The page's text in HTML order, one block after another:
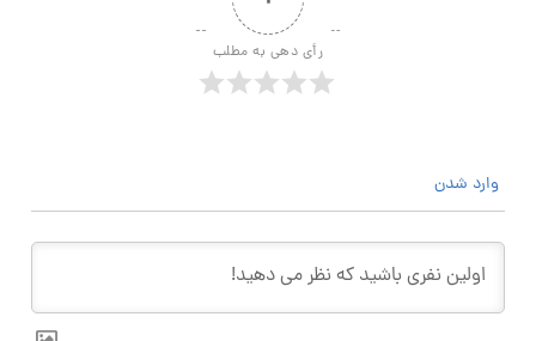
رأی دهی به مطلب
وارد شدن